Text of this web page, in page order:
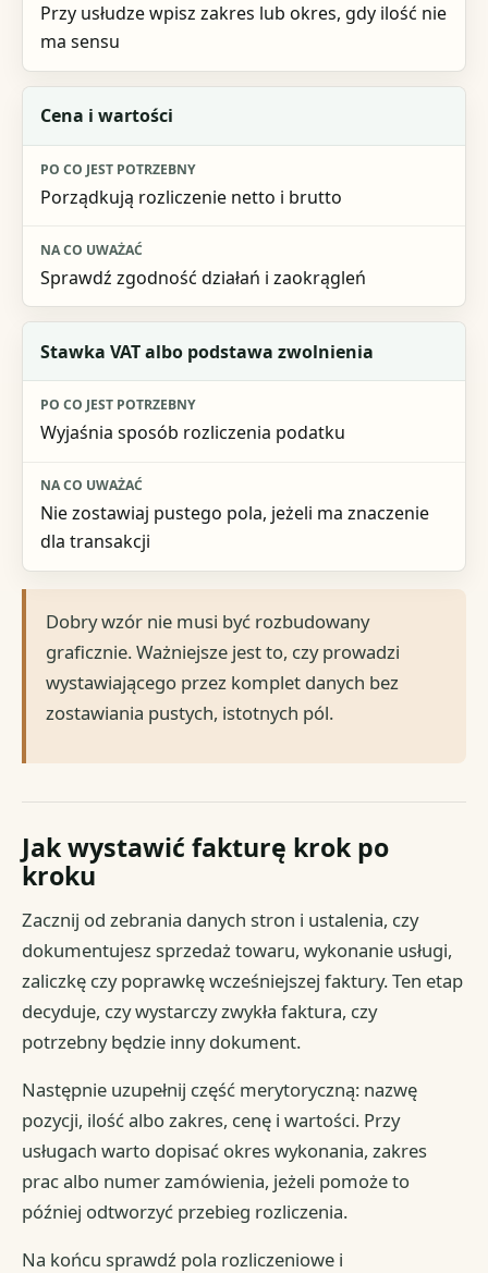
Przy usłudze wpisz zakres lub okres, gdy ilość nie
ma sensu
Cena i wartości
Porządkują rozliczenie netto i brutto
Sprawdź zgodność działań i zaokrągleń
Stawka VAT albo podstawa zwolnienia
Wyjaśnia sposób rozliczenia podatku
Nie zostawiaj pustego pola, jeżeli ma znaczenie
dla transakcji
Dobry wzór nie musi być rozbudowany
graficznie. Ważniejsze jest to, czy prowadzi
wystawiającego przez komplet danych bez
zostawiania pustych, istotnych pól.
Jak wystawić fakturę krok po
kroku
Zacznij od zebrania danych stron i ustalenia, czy
dokumentujesz sprzedaż towaru, wykonanie usługi,
zaliczkę czy poprawkę wcześniejszej faktury. Ten etap
decyduje, czy wystarczy zwykła faktura, czy
potrzebny będzie inny dokument.
Następnie uzupełnij część merytoryczną: nazwę
pozycji, ilość albo zakres, cenę i wartości. Przy
usługach warto dopisać okres wykonania, zakres
prac albo numer zamówienia, jeżeli pomoże to
później odtworzyć przebieg rozliczenia.
Na końcu sprawdź pola rozliczeniowe i